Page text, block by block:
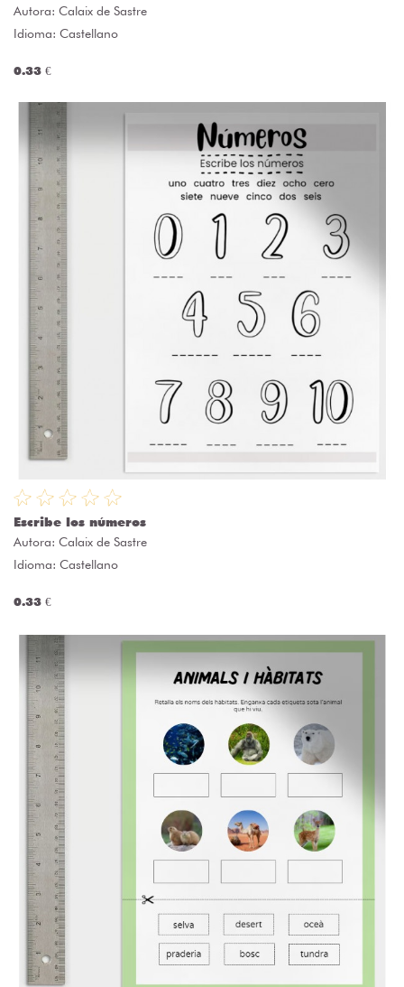
Autora: Calaix de Sastre
Idioma: Castellano
0.33 €
Escribe los números
Autora: Calaix de Sastre
Idioma: Castellano
0.33 €